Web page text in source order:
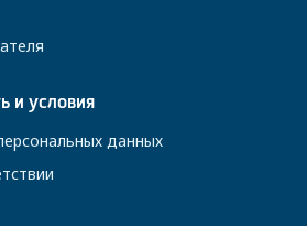
и условия
данных